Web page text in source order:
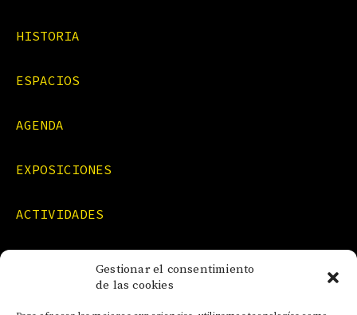
Gestionar el consentimiento
de las cookies
HISTORIA
ESPACIOS
AGENDA
EXPOSICIONES
ACTIVIDADES